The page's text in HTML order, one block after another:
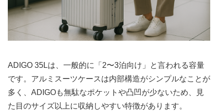
ADIGO 35Lは、一般的に「2〜3泊向け」と言われる容量
です。アルミスーツケースは内部構造がシンプルなことが
多く、ADIGOも無駄なポケットや凸凹が少ないため、見
た目のサイズ以上に収納しやすい特徴があります。